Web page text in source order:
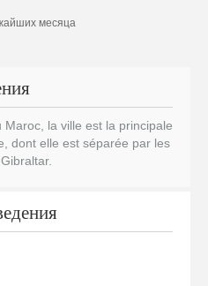
месяца
la ville est la principale
dont elle est séparée par les